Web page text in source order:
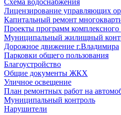
Схема водоснабжения
Лицензирование управляющих
Капитальный ремонт
Проекты программ комплексного
Муниципальный жилищный
Дорожное движение г.Владимира
Парковки общего пользования
Благоустройство
Общие документы ЖКХ
Уличное освещение
План ремонтных работ на
Муниципальный контроль
Нарушители